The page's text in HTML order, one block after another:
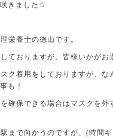
きました ☆
栄養士の徳山です。
ておりますが、皆様いかがお
ク着用をしておりますが、な
も！
確保できる場合はマスクを外
まで向かうのですが、 (時間